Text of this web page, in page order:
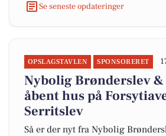
Se seneste opdateringer
OPSLAGSTAVLEN SPONSORERET
Nybolig Brønderslev
åbent hus på
Serritslev
Så er der nyt fra Nybolig